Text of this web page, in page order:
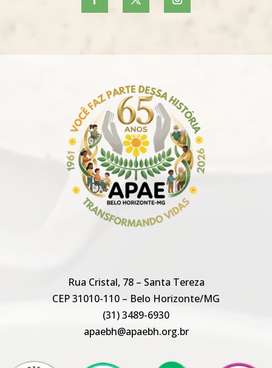
Rua Cristal, 78 – Santa Tereza
CEP 31010-110 – Belo Horizonte/MG
(31) 3489-6930
apaebh@apaebh.org.br